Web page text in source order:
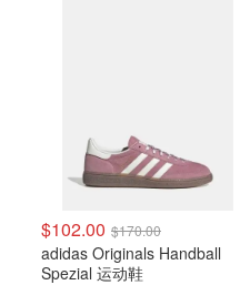
$102.00 $170.00
adidas Originals Handball
Spezial 运动鞋